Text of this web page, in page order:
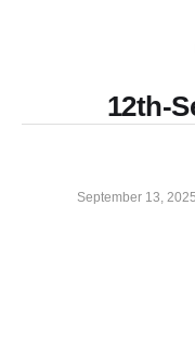
12th-
September 13, 2025